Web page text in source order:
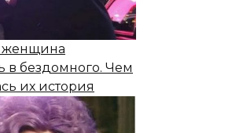
женщина
в бездомного. Чем
их история